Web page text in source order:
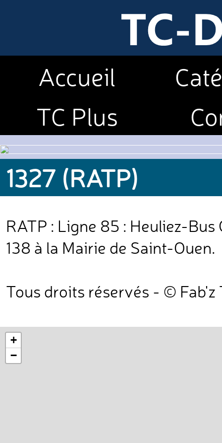
Accueil
TC Plus
1327 (RATP)
RATP : Ligne 85 : Heuliez-
138 à la Mairie de Saint-Ouen.
Tous droits réservés - © Fab'z
+
−